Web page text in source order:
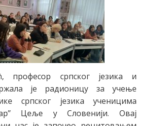
професор српског језика и
је радионицу за учење
српског језика ученицима
Цеље у Словенији. Овај